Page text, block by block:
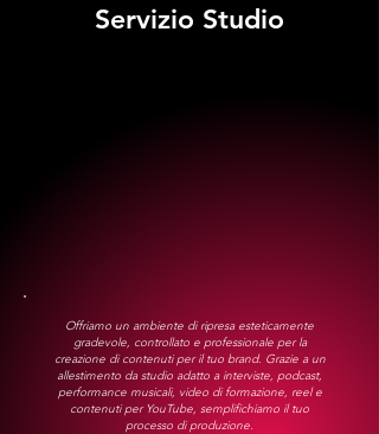
Servizio Studio
Offriamo un ambiente di ripresa esteticamente
gradevole, controllato e professionale per la
creazione di contenuti per il tuo brand. Grazie a un
allestimento da studio adatto a interviste, podcast,
performance musicali, video di formazione, reel e
contenuti per YouTube, semplifichiamo il tuo
processo di produzione.